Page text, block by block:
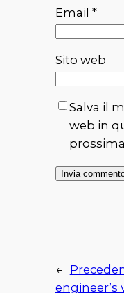
Email *
Sito web
Salva il
web in
←
engineer’s